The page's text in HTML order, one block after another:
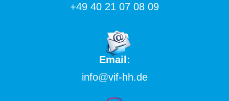
+49 40 21 07 08 09
Email:
info@vif-hh.de